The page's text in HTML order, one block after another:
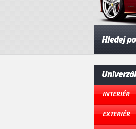
Hledej
INTERIÉR
EXTERIÉR